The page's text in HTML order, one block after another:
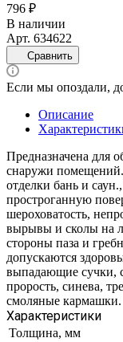
796 ₽
В наличии
Арт. 634622
Сравнить
Если мы опоздали,
Описание
Предназначена для
снаружи помещений.
отделки бань и
простроганную
шероховатость,
вырывы и сколы на
стороны паза и
допускаются
выпадающие сучки,
прорость, синева,
смоляные кармашки.
Характеристики
Толщина, мм